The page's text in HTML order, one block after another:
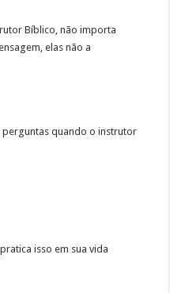
Bíblico, não importa
elas não a
perguntas quando o instrutor
isso em sua vida